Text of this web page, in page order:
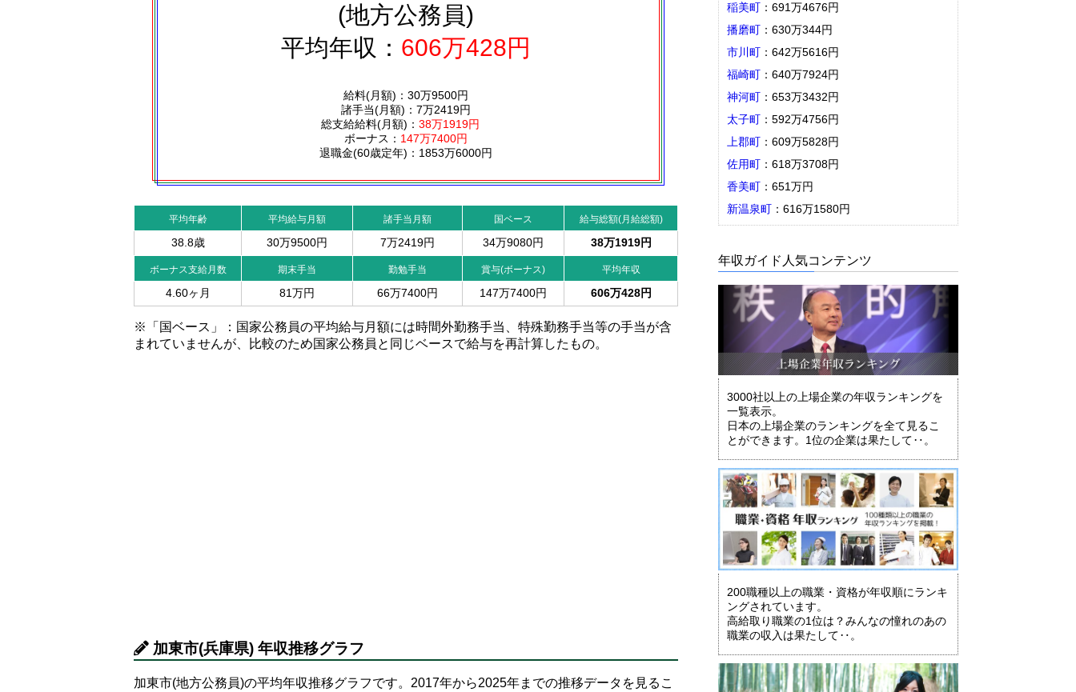
(地方公務員)
平均年収： 606万428円
給料(月額)：30万9500円
諸手当(月額)：7万2419円
総支給給料(月額)： 38万1919円
ボーナス： 147万7400円
退職金(60歳定年)：1853万6000円
平均年齢 平均給与月額 諸手当月額 国ベース 給与総額(月給総額)
38.8歳 30万9500円 7万2419円 34万9080円 38万1919円
ボーナス支給月数 期末手当 勤勉手当 賞与(ボーナス) 平均年収
4.60ヶ月 81万円 66万7400円 147万7400円 606万428円
※「国ベース」：国家公務員の平均給与月額には時間外勤務手当、特殊勤務手当等の手当が含
まれていませんが、比較のため国家公務員と同じベースで給与を再計算したもの。
加東市(兵庫県) 年収推移グラフ
加東市(地方公務員)の平均年収推移グラフです。2017年から2025年までの推移データを見るこ
稲美町 ：691万4676円
播磨町 ：630万344円
市川町 ：642万5616円
福崎町 ：640万7924円
神河町 ：653万3432円
太子町 ：592万4756円
上郡町 ：609万5828円
佐用町 ：618万3708円
香美町 ：651万円
新温泉町 ：616万1580円
年収ガイド人気コンテンツ
3000社以上の上場企業の年収ランキングを
一覧表示。
日本の上場企業のランキングを全て見るこ
とができます。1位の企業は果たして‥。
200職種以上の職業・資格が年収順にランキ
ングされています。
高給取り職業の1位は？みんなの憧れのあの
職業の収入は果たして‥。